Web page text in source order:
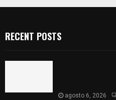
RECENT POSTS
agosto 6, 2026